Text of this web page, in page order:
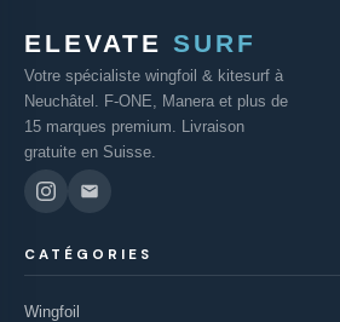
ELEVATE SURF
Votre spécialiste wingfoil & kitesurf à
Neuchâtel. F-ONE, Manera et plus de
15 marques premium. Livraison
gratuite en Suisse.
CATÉGORIES
Wingfoil